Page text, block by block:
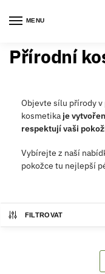
MENU
Přírodní
Objevte sílu přírody v
kosmetika je
respektují vaši
Vybírejte z naší
pokožce tu nejlepší
FILTROVAT